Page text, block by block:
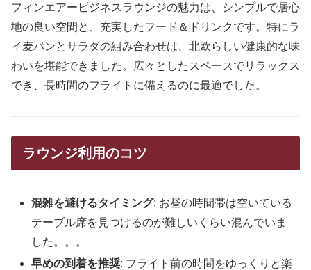
フィンエアービジネスラウンジの魅力は、シンプルで居心
地の良い空間と、充実したフード＆ドリンクです。特にラ
イ麦パンとサラダの組み合わせは、北欧らしい健康的な味
わいを堪能できました。広々としたスペースでリラックス
でき、長時間のフライトに備えるのに最適でした。
ラウンジ利用のコツ
混雑を避けるタイミング: お昼の時間帯は空いている
テーブル席を見つけるのが難しいくらい混んでいま
した。。。
早めの到着を推奨: フライト前の時間をゆっくりと楽